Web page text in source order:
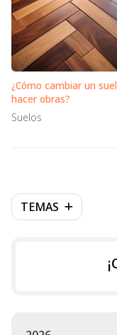
TEMAS
¿Cómo cambiar un
hacer obras?
Suelos